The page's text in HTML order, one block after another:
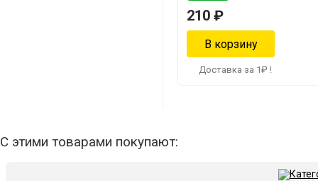
210 ₽
Доставка за 1₽ !
С этими товарами покупают: